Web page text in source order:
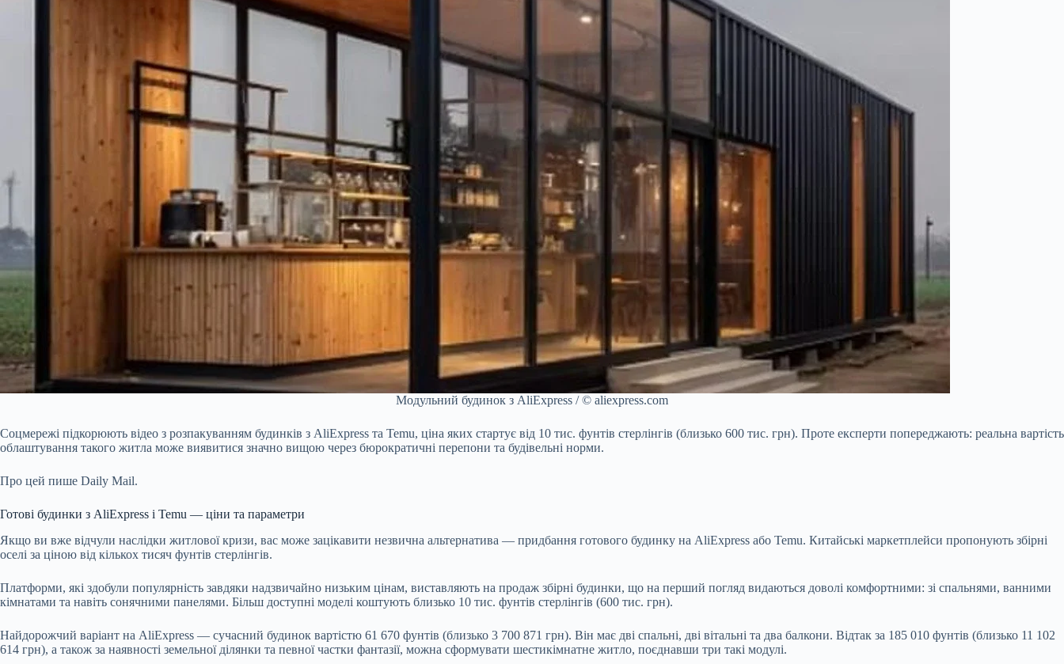
Модульний будинок з AliExpress / © aliexpress.com
Соцмережі підкорюють відео з розпакуванням будинків з AliExpress та Temu, ціна яких стартує від 10 тис. фунтів стерлінгів (близько 600 тис. грн). Проте експерти попереджають: реальна вартість
облаштування такого житла може виявитися значно вищою через бюрократичні перепони та будівельні норми.
Про цей пише Daily Mail.
Готові будинки з AliExpress і Temu — ціни та параметри
Якщо ви вже відчули наслідки житлової кризи, вас може зацікавити незвична альтернатива — придбання готового будинку на AliExpress або Temu. Китайські маркетплейси пропонують збірні
оселі за ціною від кількох тисяч фунтів стерлінгів.
Платформи, які здобули популярність завдяки надзвичайно низьким цінам, виставляють на продаж збірні будинки, що на перший погляд видаються доволі комфортними: зі спальнями, ванними
кімнатами та навіть сонячними панелями. Більш доступні моделі коштують близько 10 тис. фунтів стерлінгів (600 тис. грн).
Найдорожчий варіант на AliExpress — сучасний будинок вартістю 61 670 фунтів (близько 3 700 871 грн). Він має дві спальні, дві вітальні та два балкони. Відтак за 185 010 фунтів (близько 11 102
614 грн), а також за наявності земельної ділянки та певної частки фантазії, можна сформувати шестикімнатне житло, поєднавши три такі модулі.